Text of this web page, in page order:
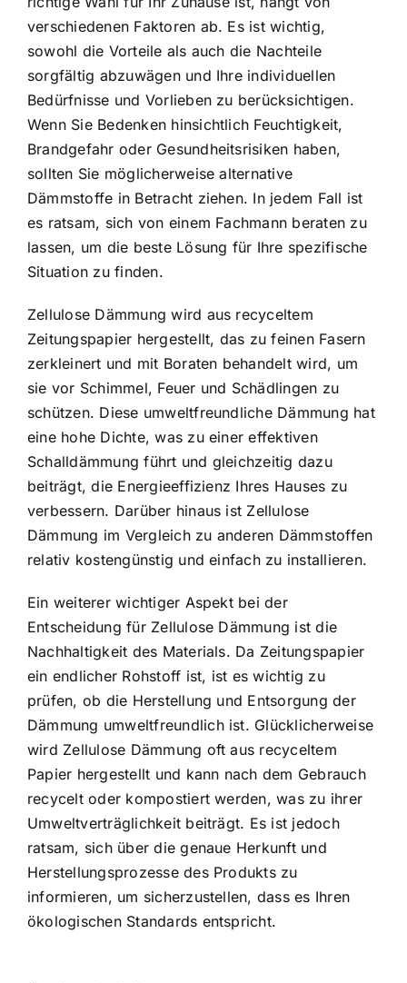
verschiedenen Faktoren ab. Es ist wichtig,
sowohl die Vorteile als auch die Nachteile
sorgfältig abzuwägen und Ihre individuellen
Bedürfnisse und Vorlieben zu berücksichtigen.
Wenn Sie Bedenken hinsichtlich Feuchtigkeit,
Brandgefahr oder Gesundheitsrisiken haben,
sollten Sie möglicherweise alternative
Dämmstoffe in Betracht ziehen. In jedem Fall ist
es ratsam, sich von einem Fachmann beraten zu
lassen, um die beste Lösung für Ihre spezifische
Situation zu finden.
Zellulose Dämmung wird aus recyceltem
Zeitungspapier hergestellt, das zu feinen Fasern
zerkleinert und mit Boraten behandelt wird, um
sie vor Schimmel, Feuer und Schädlingen zu
schützen. Diese umweltfreundliche Dämmung hat
eine hohe Dichte, was zu einer effektiven
Schalldämmung führt und gleichzeitig dazu
beiträgt, die Energieeffizienz Ihres Hauses zu
verbessern. Darüber hinaus ist Zellulose
Dämmung im Vergleich zu anderen Dämmstoffen
relativ kostengünstig und einfach zu installieren.
Ein weiterer wichtiger Aspekt bei der
Entscheidung für Zellulose Dämmung ist die
Nachhaltigkeit des Materials. Da Zeitungspapier
ein endlicher Rohstoff ist, ist es wichtig zu
prüfen, ob die Herstellung und Entsorgung der
Dämmung umweltfreundlich ist. Glücklicherweise
wird Zellulose Dämmung oft aus recyceltem
Papier hergestellt und kann nach dem Gebrauch
recycelt oder kompostiert werden, was zu ihrer
Umweltverträglichkeit beiträgt. Es ist jedoch
ratsam, sich über die genaue Herkunft und
Herstellungsprozesse des Produkts zu
informieren, um sicherzustellen, dass es Ihren
ökologischen Standards entspricht.